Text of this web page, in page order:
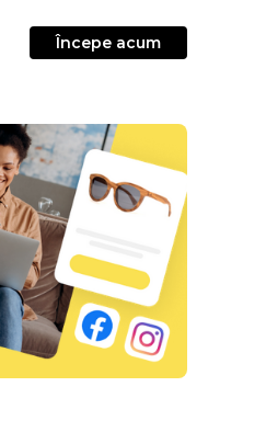
Începe acum